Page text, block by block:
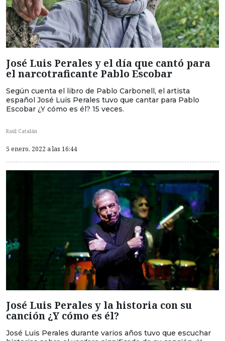
José Luis Perales y el día que cantó para
el narcotraficante Pablo Escobar
Según cuenta el libro de Pablo Carbonell, el artista
español José Luis Perales tuvo que cantar para Pablo
Escobar ¿Y cómo es él? 15 veces.
Raúl Catalán
5 enero, 2022 a las 16:44
José Luis Perales y la historia con su
canción ¿Y cómo es él?
José Luis Perales durante varios años tuvo que escuchar